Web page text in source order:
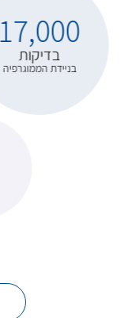
17,000
בדיקות
בניידת הממוגרפיה